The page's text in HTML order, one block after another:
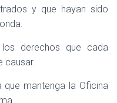
y que hayan sido
derechos que cada
causar.
que mantenga la Oficina